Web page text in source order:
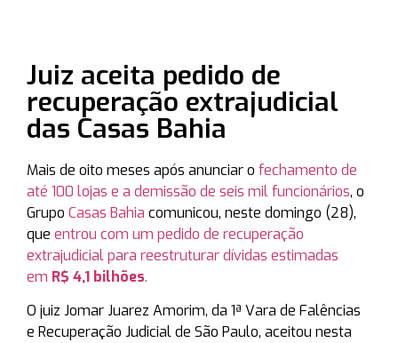
Juiz aceita pedido de
recuperação extrajudicial
das Casas Bahia
Mais de oito meses após anunciar o fechamento de
até 100 lojas e a demissão de seis mil funcionários, o
Grupo Casas Bahia comunicou, neste domingo (28),
que entrou com um pedido de recuperação
extrajudicial para reestruturar dívidas estimadas
em R$ 4,1 bilhões.
O juiz Jomar Juarez Amorim, da 1ª Vara de Falências
e Recuperação Judicial de São Paulo, aceitou nesta